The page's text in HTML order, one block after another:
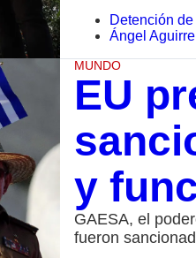
Detención
Ángel
MUNDO
EU
y
GAESA, el
fueron